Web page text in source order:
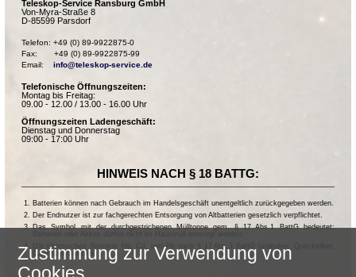
Teleskop-Service Ransburg GmbH
Von-Myra-Straße 8
D-85599 Parsdorf
Telefon: +49 (0) 89-9922875-0
Fax:       +49 (0) 89-9922875-99
Email: info@teleskop-service.de
Telefonische Öffnungszeiten:
Montag bis Freitag:
09.00 - 12.00 / 13.00 - 16.00 Uhr
Öffnungszeiten Ladengeschäft:
Dienstag und Donnerstag
09:00 - 17:00 Uhr
HINWEIS NACH § 18 BATTG:
Batterien können nach Gebrauch im Handelsgeschäft unentgeltlich zurückgegeben werden.
Der Endnutzer ist zur fachgerechten Entsorgung von Altbatterien gesetzlich verpflichtet.
Das Symbol mit der durchgestrichenen Mülltonne gem. § 17 Abs.1 BattG bedeutet:
Die chemischen Symbole Hg, Cd, und Pb nach § 17 Abs.3 BattG bedeuten: Quecksilber,
Cadmium und Blei.
Zustimmung zur Verwendung von